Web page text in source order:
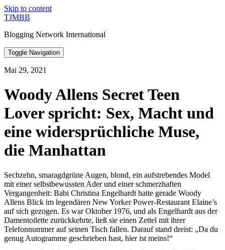
Skip to content
TJMBB
Blogging Network International
Toggle Navigation
Mai 29, 2021
Woody Allens Secret Teen
Lover spricht: Sex, Macht und
eine widersprüchliche Muse,
die Manhattan
Sechzehn, smaragdgrüne Augen, blond, ein aufstrebendes Model
mit einer selbstbewussten Ader und einer schmerzhaften
Vergangenheit: Babi Christina Engelhardt hatte gerade Woody
Allens Blick im legendären New Yorker Power-Restaurant Elaine’s
auf sich gezogen. Es war Oktober 1976, und als Engelhardt aus der
Damentoilette zurückkehrte, ließ sie einen Zettel mit ihrer
Telefonnummer auf seinen Tisch fallen. Darauf stand dreist: „Da du
genug Autogramme geschrieben hast, hier ist meins!“